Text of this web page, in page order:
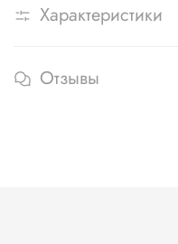
Характеристики
Отзывы